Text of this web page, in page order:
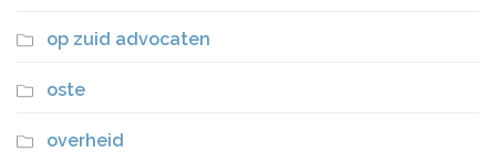
op zuid advocaten
oste
overheid